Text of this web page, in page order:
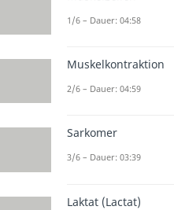
1/6 – Dauer: 04:58
Muskelkontraktion
2/6 – Dauer: 04:59
Sarkomer
3/6 – Dauer: 03:39
Laktat (Lactat)